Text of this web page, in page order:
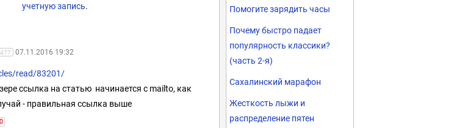
учетную запись.
07.11.2016 19:32
read/83201/
ссылка на статью начинается с mailto, как
- правильная ссылка выше
0
Помогите зарядить часы
Почему быстро падает
популярность классики?
(часть 2-я)
Сахалинский марафон
Жесткость лыжи и
распределение пятен